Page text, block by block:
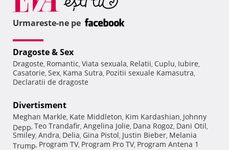
Urmareste-ne pe
Dragoste & Sex
Dragoste, Romantic, Viata sexuala, Relatii, Cuplu, Iubire,
Casatorie, Sex, Kama Sutra, Pozitii sexuale Kamasutra,
Declaratii de dragoste
Divertisment
Meghan Markle, Kate Middleton, Kim Kardashian, Johnny
Depp, Teo Trandafir, Angelina Jolie, Dana Rogoz, Dani Otil,
Smiley, Andra, Delia, Gina Pistol, Justin Bieber, Melania
Trump, Program TV, Program Pro TV, Program Antena 1